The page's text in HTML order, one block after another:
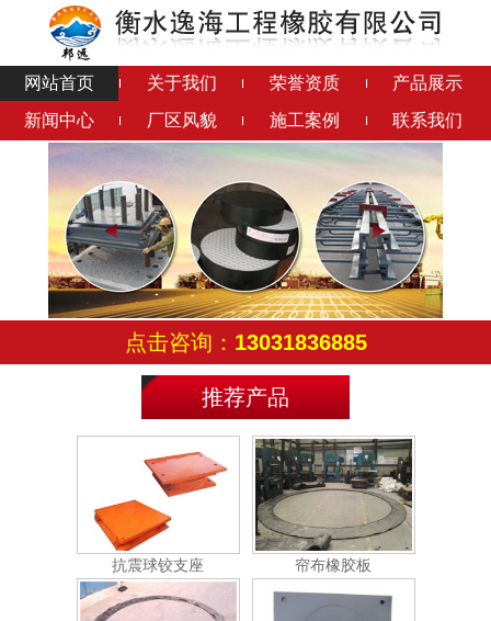
网站首页 关于我们 荣誉资质
产品展示
新闻中心
厂区风貌 施工案例 联系我们
点击咨询： 13031836885
推荐产品
钢结构橡胶垫 铅芯隔震橡胶支座
连廊支座 成品钢支座
滑动铰支座 减震球铰支座
抗震球铰支座 帘布橡胶板